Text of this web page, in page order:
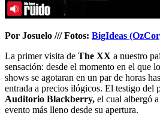
Por Josuelo /// Fotos: BigIdeas
La primer visita de The XX a nuestro
sensación: desde el momento en el que
shows se agotaran en un par de horas
entrada a precios ilógicos. El testigo del
Auditorio Blackberry, el cual albergó
evento más lleno desde su apertura.